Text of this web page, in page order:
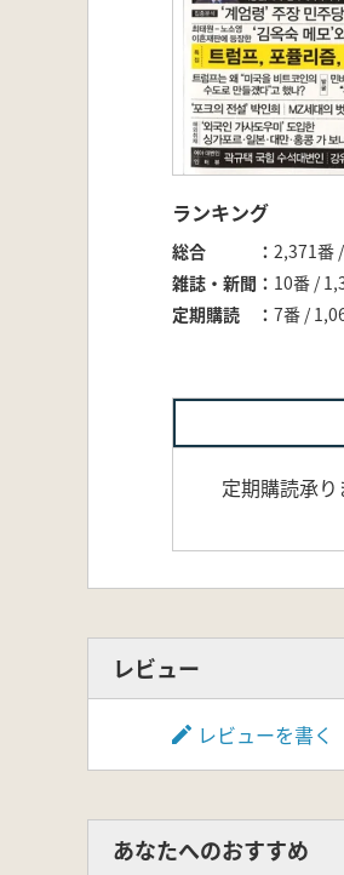
ランキング
総合
2,371番
雑誌・新聞
10番 /
定期購読
7番 /
定期購読承
レビュー
レビューを書く
あなたへのおすすめ